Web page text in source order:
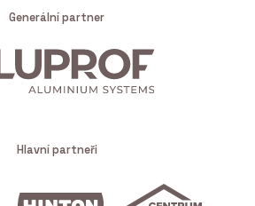
Generální partner
Hlavní partneři